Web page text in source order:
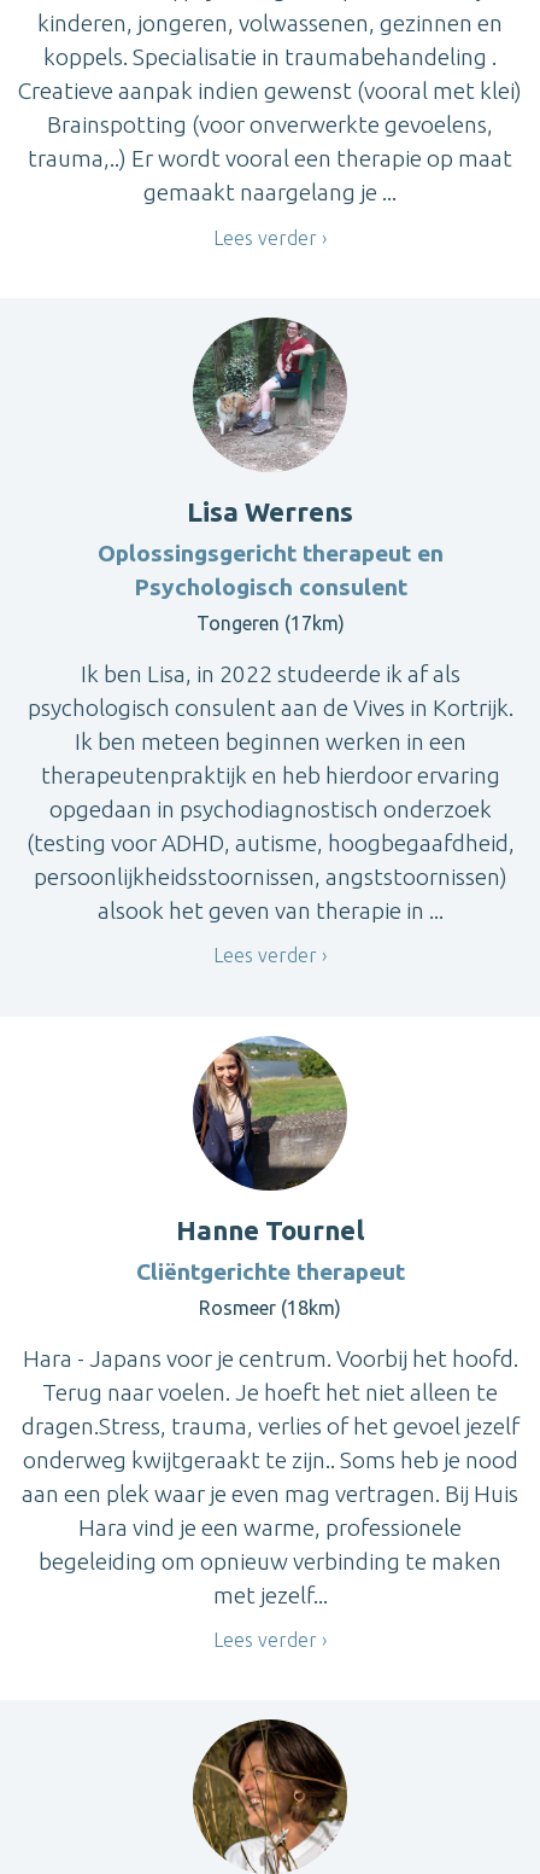
kinderen, jongeren, volwassenen, gezinnen en
koppels. Specialisatie in traumabehandeling .
Creatieve aanpak indien gewenst (vooral met klei)
Brainspotting (voor onverwerkte gevoelens,
trauma,..) Er wordt vooral een therapie op maat
gemaakt naargelang je ...
Lees verder
Lisa Werrens
Oplossingsgericht therapeut en
Psychologisch consulent
Tongeren (17km)
Ik ben Lisa, in 2022 studeerde ik af als
psychologisch consulent aan de Vives in Kortrijk.
Ik ben meteen beginnen werken in een
therapeutenpraktijk en heb hierdoor ervaring
opgedaan in psychodiagnostisch onderzoek
(testing voor ADHD, autisme, hoogbegaafdheid,
persoonlijkheidsstoornissen, angststoornissen)
alsook het geven van therapie in ...
Lees verder
Hanne Tournel
Cliëntgerichte therapeut
Rosmeer (18km)
Hara - Japans voor je centrum. Voorbij het hoofd.
Terug naar voelen. Je hoeft het niet alleen te
dragen.Stress, trauma, verlies of het gevoel jezelf
onderweg kwijtgeraakt te zijn.. Soms heb je nood
aan een plek waar je even mag vertragen. Bij Huis
Hara vind je een warme, professionele
begeleiding om opnieuw verbinding te maken
met jezelf...
Lees verder